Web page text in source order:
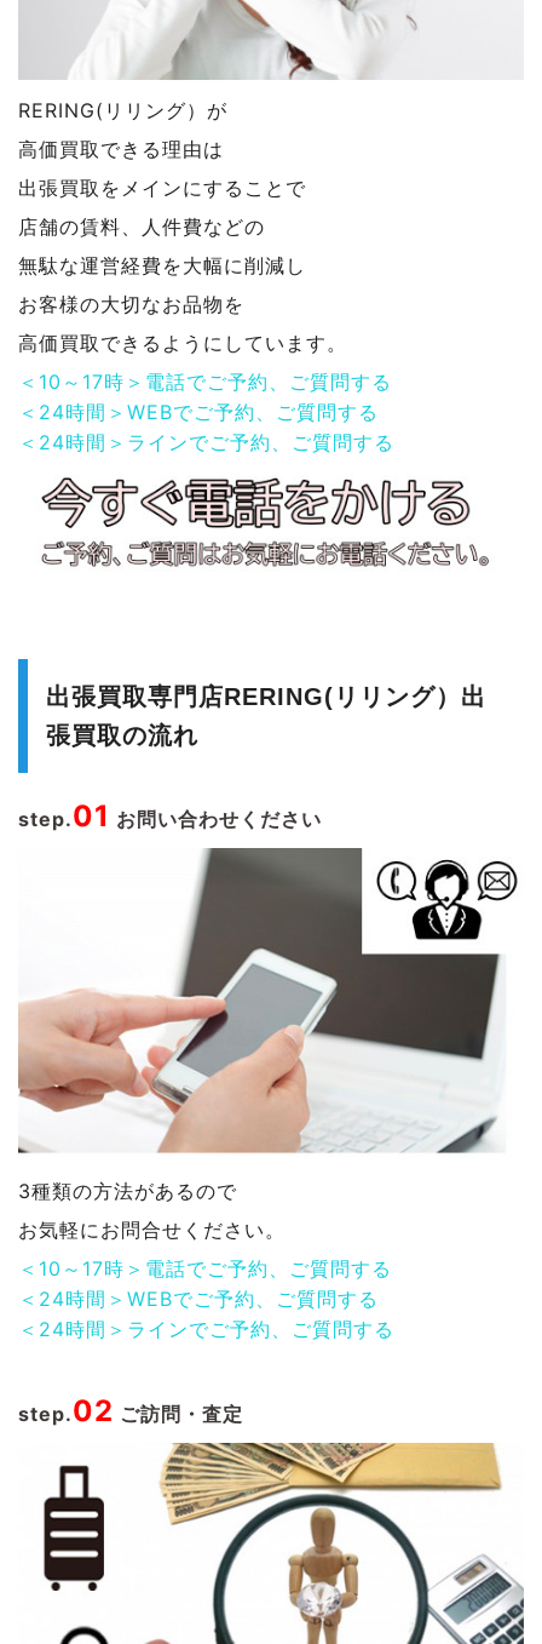
RERING(リリング）が
高価買取できる理由は
出張買取をメインにすることで
店舗の賃料、人件費などの
無駄な運営経費を大幅に削減し
お客様の大切なお品物を
高価買取できるようにしています。
＜10～17時＞電話でご予約、ご質問する
＜24時間＞WEBでご予約、ご質問する
＜24時間＞ラインでご予約、ご質問する
出張買取専門店RERING(リリング）出
張買取の流れ
step.01 お問い合わせください
3種類の方法があるので
お気軽にお問合せください。
＜10～17時＞電話でご予約、ご質問する
＜24時間＞WEBでご予約、ご質問する
＜24時間＞ラインでご予約、ご質問する
step.02 ご訪問・査定